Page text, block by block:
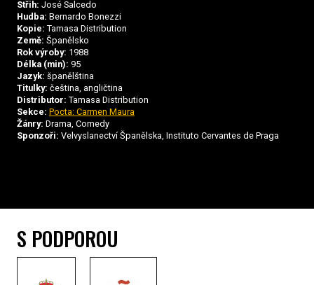
Střih: José Salcedo
Hudba: Bernardo Bonezzi
Kopie: Tamasa Distribution
Země: Španělsko
Rok výroby: 1988
Délka (min): 95
Jazyk: španělština
Titulky: čeština, angličtina
Distributor: Tamasa Distribution
Sekce: Pocta: Carmen Maura
Žánry: Drama, Comedy
Sponzoři: Velvyslanectví Španělska, Instituto Cervantes de Praga
S PODPOROU